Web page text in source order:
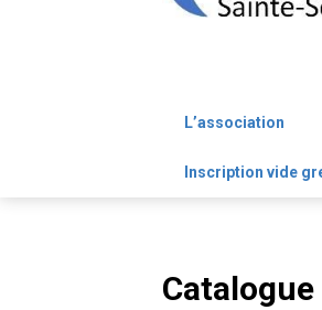
L’association
Inscription vide